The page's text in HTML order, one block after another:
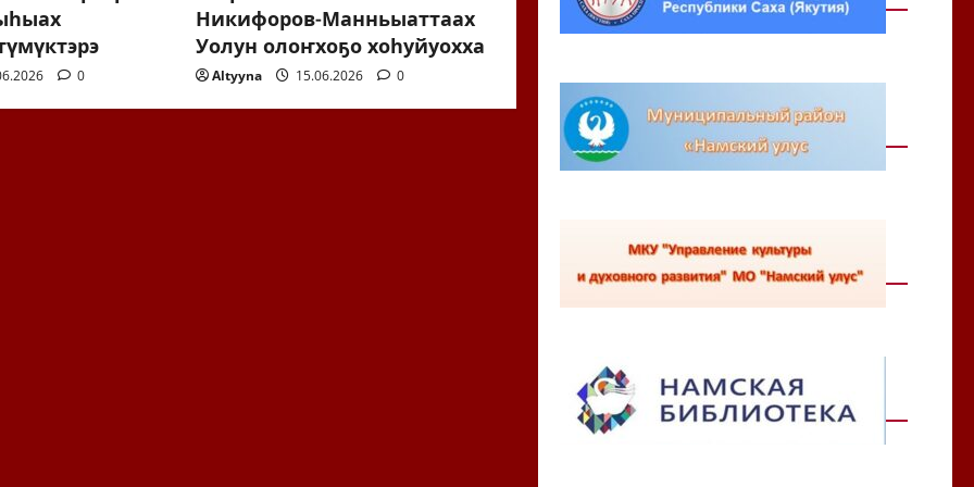
0
Никифоров-Манньыаттаах
Уолун олоҥхоҕо хоһуйуохха
Altyyna 15.06.2026 0